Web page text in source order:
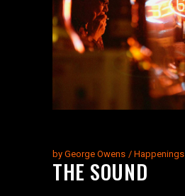
by George Owens Happenings
THE SOUND